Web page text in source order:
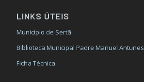
LINKS ÚTEIS
Município de Sertã
Biblioteca Municipal Padre Manuel Antunes
Ficha Técnica